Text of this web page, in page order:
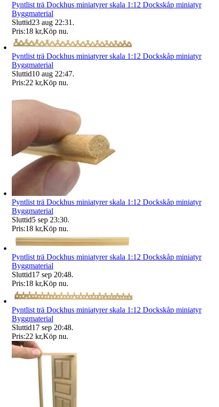
Pyntlist trä Dockhus miniatyrer skala 1:12 Dockskåp miniatyr
Byggmaterial
Sluttid23 aug 22:31 .
Pris:18 kr,Köp nu.
Pyntlist trä Dockhus miniatyrer skala 1:12 Dockskåp miniatyr
Byggmaterial
Sluttid10 aug 22:47.
Pris:22 kr,Köp nu.
Pyntlist trä Dockhus miniatyrer skala 1:12 Dockskåp miniatyr
Byggmaterial
Sluttid5 sep 23:30.
Pris:18 kr,Köp nu.
Pyntlist trä Dockhus miniatyrer skala 1:12 Dockskåp miniatyr
Byggmaterial
Sluttid17 sep 20:48.
Pris:18 kr,Köp nu.
Pyntlist trä Dockhus miniatyrer skala 1:12 Dockskåp miniatyr
Byggmaterial
Sluttid17 sep 20:48.
Pris:22 kr,Köp nu.